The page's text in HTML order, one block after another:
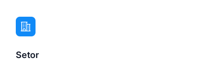
Setor